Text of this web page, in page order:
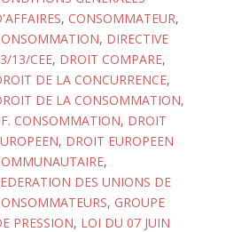
, CONSOMMATEUR,
, DIRECTIVE
13/CEE, DROIT COMPARE,
DE LA CONCURRENCE,
DE LA CONSOMMATION,
CONSOMMATION, DROIT
, DROIT EUROPEEN
,
DES UNIONS DE
, GROUPE
PRESSION, LOI DU 07 JUIN